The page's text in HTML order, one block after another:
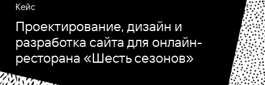
Кейс
Проектирование, дизайн и
разработка сайта для онлайн-
ресторана «Шесть сезонов»